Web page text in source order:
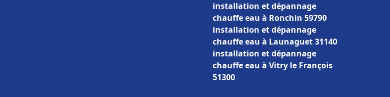
installation et dépannage
chauffe eau à Ronchin 59790
installation et dépannage
chauffe eau à Launaguet 31140
installation et dépannage
chauffe eau à Vitry le François
51300